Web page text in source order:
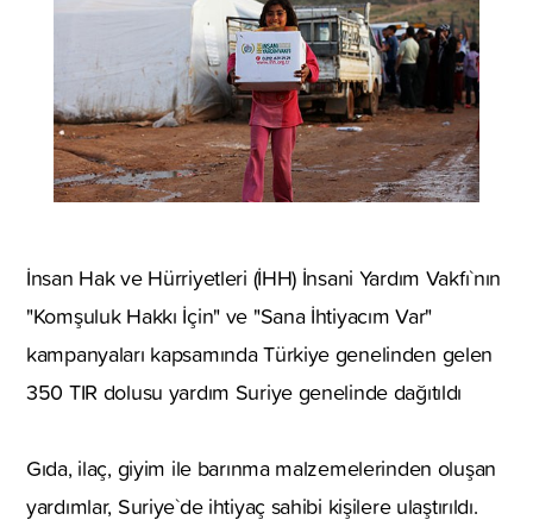
İnsan Hak ve Hürriyetleri (İHH) İnsani Yardım Vakfı`nın
"Komşuluk Hakkı İçin" ve "Sana İhtiyacım Var"
kampanyaları kapsamında Türkiye genelinden gelen
350 TIR dolusu yardım Suriye genelinde dağıtıldı
Gıda, ilaç, giyim ile barınma malzemelerinden oluşan
yardımlar, Suriye`de ihtiyaç sahibi kişilere ulaştırıldı.